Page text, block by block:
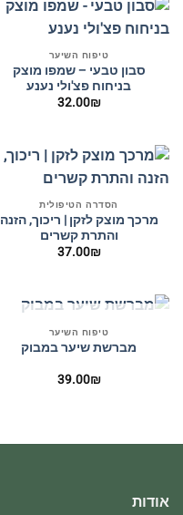
טיפוח השיער
סבון טבעי – שמפו מוצק
בניחוח פצ'ולי נענע
32.00₪
הסדרה הטיפולית
מרכך מוצק לזקן | ריכוך, הזנה
והתרת קשרים
37.00₪
המלאי אזל
טיפוח השיער
מברשת שיער במבוק
39.00₪
אודות